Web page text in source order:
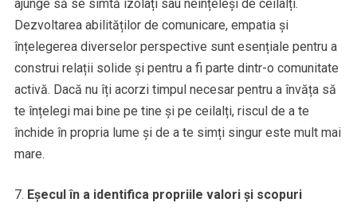
ajunge să se simtă izolați sau neînțeleși de ceilalți.
Dezvoltarea abilităților de comunicare, empatia și
înțelegerea diverselor perspective sunt esențiale pentru a
construi relații solide și pentru a fi parte dintr-o comunitate
activă. Dacă nu îți acorzi timpul necesar pentru a învăța să
te înțelegi mai bine pe tine și pe ceilalți, riscul de a te
închide în propria lume și de a te simți singur este mult mai
mare.
Eșecul în a identifica propriile valori și scopuri